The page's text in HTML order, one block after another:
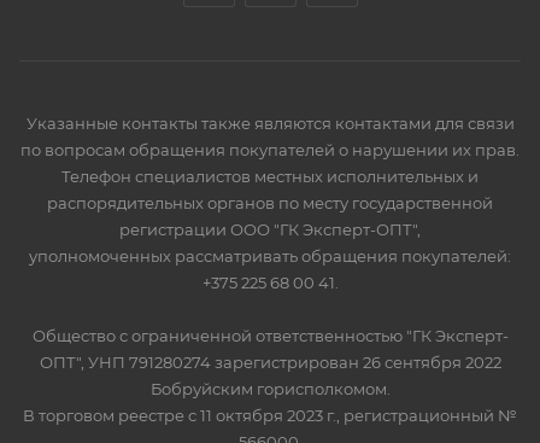
Указанные контакты также являются контактами для связи
по вопросам обращения покупателей о нарушении их прав.
Телефон специалистов местных исполнительных и
распорядительных органов по месту государственной
регистрации ООО "ГК Эксперт-ОПТ",
уполномоченных рассматривать обращения покупателей:
+375 225 68 00 41.
Общество с ограниченной ответственностью "ГК Эксперт-
ОПТ", УНП 791280274 зарегистрирован 26 сентября 2022
Бобруйским горисполкомом.
В торговом реестре с 11 октября 2023 г., регистрационный №